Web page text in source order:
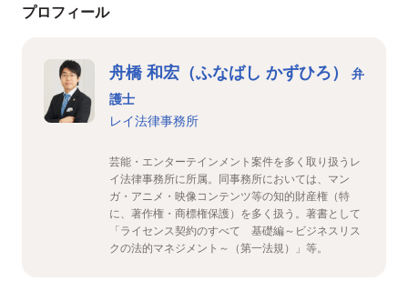
プロフィール
舟橋 和宏（ふなばし かずひろ）
弁
護士
レイ法律事務所
芸能・エンターテインメント案件を多く取り扱うレ
イ法律事務所に所属。同事務所においては、マン
ガ・アニメ・映像コンテンツ等の知的財産権（特
に、著作権・商標権保護）を多く扱う。著書として
「ライセンス契約のすべて 基礎編～ビジネスリス
クの法的マネジメント～（第一法規）」等。